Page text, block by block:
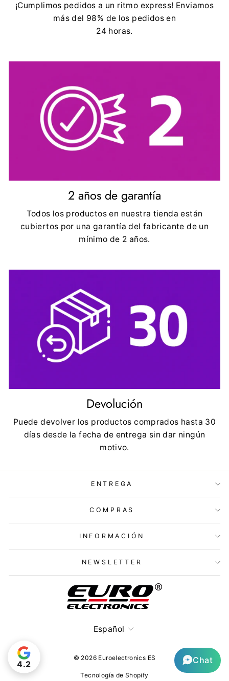
¡Cumplimos pedidos a un ritmo express! Enviamos
más del 98% de los pedidos en
24 horas.
2 años de garantía
Todos los productos en nuestra tienda están
cubiertos por una garantía del fabricante de un
mínimo de 2 años.
Devolución
Puede devolver los productos comprados hasta 30
días desde la fecha de entrega sin dar ningún
motivo.
ENTREGA
COMPRAS
INFORMACIÓN
NEWSLETTER
Idioma
Español
© 2026 Euroelectronics ES
Tecnología de Shopify
4.2 Chat